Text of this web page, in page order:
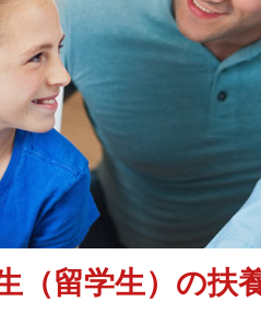
（留学生）の扶